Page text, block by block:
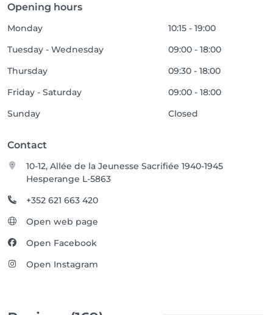
Opening hours
Monday
10:15 - 19:00
Tuesday - Wednesday
09:00 - 18:00
Thursday
09:30 - 18:00
Friday - Saturday
09:00 - 18:00
Sunday
Closed
Contact
10-12, Allée de la Jeunesse Sacrifiée 1940-1945
Hesperange L-5863
+352 621 663 420
Open web page
Open Facebook
Open Instagram